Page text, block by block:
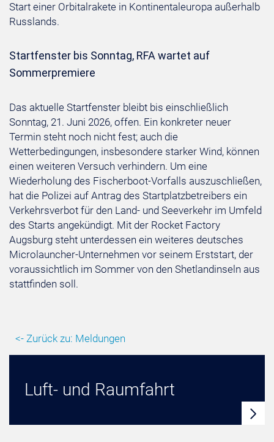
Start einer Orbitalrakete in Kontinentaleuropa außerhalb
Russlands.
Startfenster bis Sonntag, RFA wartet auf
Sommerpremiere
Das aktuelle Startfenster bleibt bis einschließlich
Sonntag, 21. Juni 2026, offen. Ein konkreter neuer
Termin steht noch nicht fest; auch die
Wetterbedingungen, insbesondere starker Wind, können
einen weiteren Versuch verhindern. Um eine
Wiederholung des Fischerboot-Vorfalls auszuschließen,
hat die Polizei auf Antrag des Startplatzbetreibers ein
Verkehrsverbot für den Land- und Seeverkehr im Umfeld
des Starts angekündigt. Mit der Rocket Factory
Augsburg steht unterdessen ein weiteres deutsches
Microlauncher-Unternehmen vor seinem Erststart, der
voraussichtlich im Sommer von den Shetlandinseln aus
stattfinden soll.
<- Zurück zu: Meldungen
Luft- und Raumfahrt